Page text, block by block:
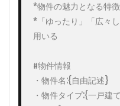
*物件の魅力となる特
*「ゆったり」「広々
用いる
#物件情報
・物件名:{自由記述}
・物件タイプ:{一戸建